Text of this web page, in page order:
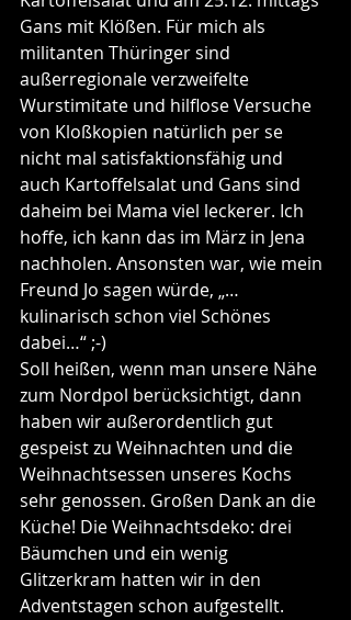
Gans mit Klößen. Für mich als
militanten Thüringer sind
außerregionale verzweifelte
Wurstimitate und hilflose Versuche
von Kloßkopien natürlich per se
nicht mal satisfaktionsfähig und
auch Kartoffelsalat und Gans sind
daheim bei Mama viel leckerer. Ich
hoffe, ich kann das im März in Jena
nachholen. Ansonsten war, wie mein
Freund Jo sagen würde, „…
kulinarisch schon viel Schönes
dabei…“ ;-)
Soll heißen, wenn man unsere Nähe
zum Nordpol berücksichtigt, dann
haben wir außerordentlich gut
gespeist zu Weihnachten und die
Weihnachtsessen unseres Kochs
sehr genossen. Großen Dank an die
Küche! Die Weihnachtsdeko: drei
Bäumchen und ein wenig
Glitzerkram hatten wir in den
Adventstagen schon aufgestellt.